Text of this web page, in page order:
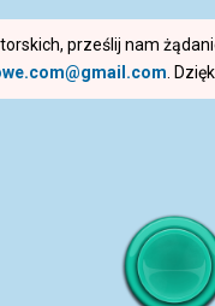
prześlij nam
.